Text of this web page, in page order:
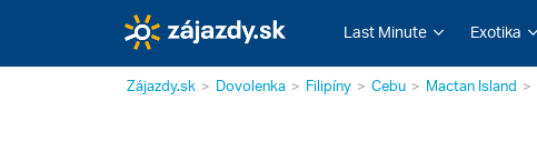
Last Minute Exotika
Zájazdy.sk Dovolenka Filipíny Cebu Mactan Island